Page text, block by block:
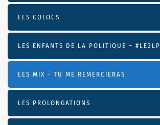
LES COLOCS
LES ENFANTS DE LA POLITIQUE – #LE2LP
LES MIX - TU ME REMERCIERAS
LES PROLONGATIONS